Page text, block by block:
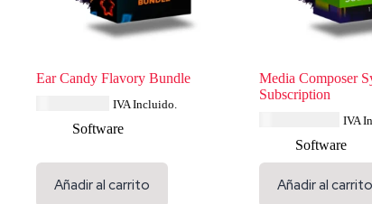
Ear Candy Flavory Bundle
IVA Incluido.
Software
Añadir al carrito
Media Composer
Subscription
IVA
Software
Añadir al carrito